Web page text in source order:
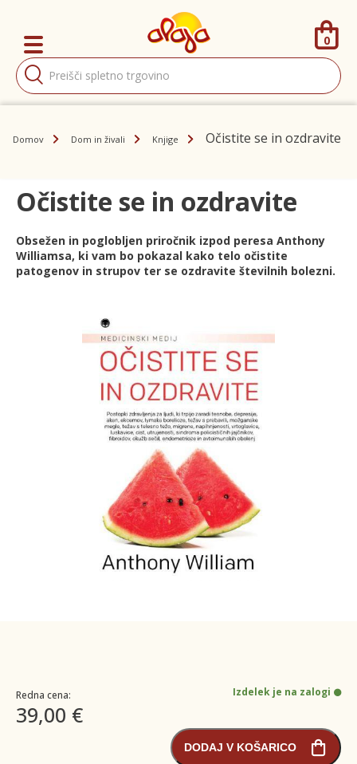
Products
search
0
Domov Dom in živali Knjige Očistite se in ozdravite
Očistite se in ozdravite
Obsežen in poglobljen priročnik izpod peresa Anthony
Williamsa, ki vam bo pokazal kako telo očistite
patogenov in strupov ter se ozdravite številnih bolezni.
Redna cena:
39,00 €
Izdelek je na zalogi
DODAJ V KOŠARICO